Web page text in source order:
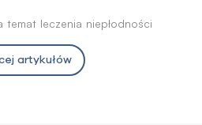
DNA plemników.
temat leczenia niepłodności
artykułów